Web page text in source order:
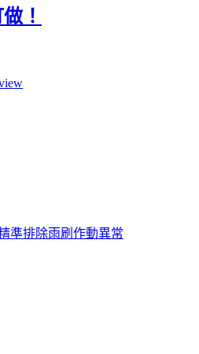
！
準排除雨刷作動異常